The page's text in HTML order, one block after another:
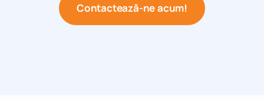
Contactează-ne acum!